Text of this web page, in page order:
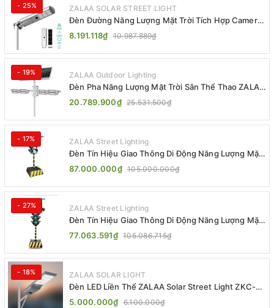
- 25% ZALAA SOLAR STREET LIGHT
Đèn Đường Năng Lượng Mặt Trời Tích Hợp Camera
ZALAA ZL-BJ04-CCTV (80W, IP65)
8.191.118₫ 10.987.889₫
- 19% ZALAA Outdoor Lighting
Đèn Pha Năng Lượng Mặt Trời Sân Thể Thao ZALAA
Jsc Chống Nước IP65 Cao Cấp
20.789.900₫ 25.531.500₫
- 17% ZALAA Street Lighting
Đèn Tín Hiệu Giao Thông Di Động Năng Lượng Mặt
Trời ZALAA ZL-300A-D
87.000.000₫ 105.000.000₫
- 27% ZALAA Street Lighting
Đèn Tín Hiệu Giao Thông Di Động Năng Lượng Mặt
Trời ZALAA ZL-409300C
77.063.591₫ 105.086.715₫
- 18% ZALAA SOLAR LIGHT
Đèn LED Liền Thể ZALAA Solar Street Light ZKC-
TG 20W 25W 30W All In One
5.000.000₫ 6.100.000₫